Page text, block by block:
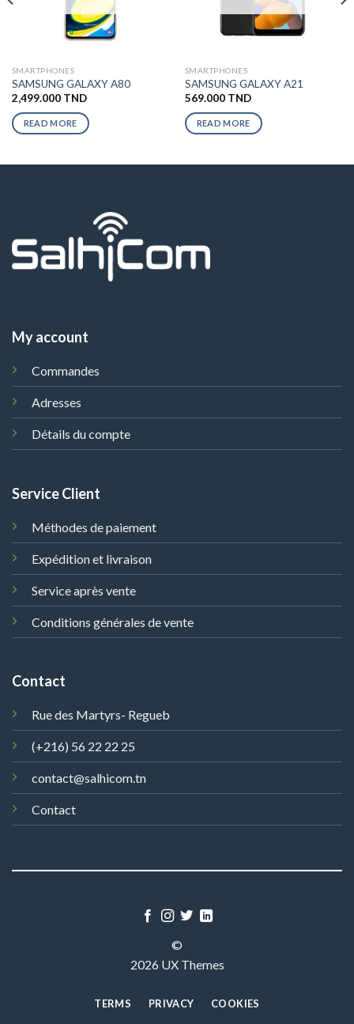
SMARTPHONES
SAMSUNG GALAXY A80
2,499.000 TND
READ MORE
SMARTPHONES
SAMSUNG GALAXY A21
569.000 TND
READ MORE
My account
Commandes
Adresses
Détails du compte
Service Client
Méthodes de paiement
Expédition et livraison
Service après vente
Conditions générales de vente
Contact
Rue des Martyrs- Regueb
(+216) 56 22 22 25
contact@salhicom.tn
Contact
©
2026 UX Themes
TERMS PRIVACY COOKIES